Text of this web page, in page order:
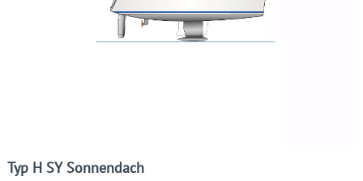
Typ H SY Sonnendach